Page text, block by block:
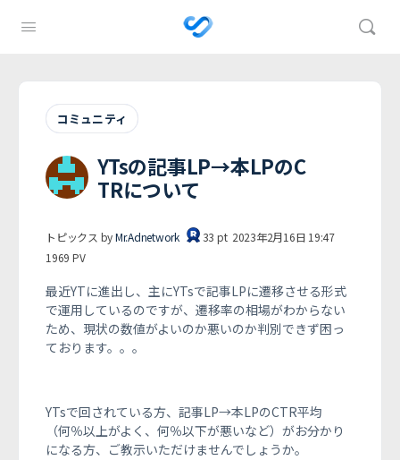
コミュニティ
YTsの記事LP→本LPのC
TRについて
トピックス byMr.Adnetwork 33 pt 2023年2月16日 19:47
1969 PV
最近YTに進出し、主にYTsで記事LPに遷移させる形式
で運用しているのですが、遷移率の相場がわからない
ため、現状の数値がよいのか悪いのか判別できず困っ
ております。。。
YTsで回されている方、記事LP→本LPのCTR平均
（何％以上がよく、何％以下が悪いなど）がお分かり
になる方、ご教示いただけませんでしょうか。